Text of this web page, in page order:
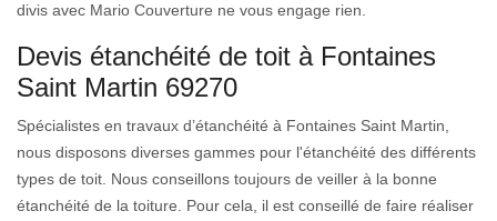
divis avec Mario Couverture ne vous engage rien.
Devis étanchéité de toit à Fontaines
Saint Martin 69270
Spécialistes en travaux d’étanchéité à Fontaines Saint Martin,
nous disposons diverses gammes pour l'étanchéité des différents
types de toit. Nous conseillons toujours de veiller à la bonne
étanchéité de la toiture. Pour cela, il est conseillé de faire réaliser